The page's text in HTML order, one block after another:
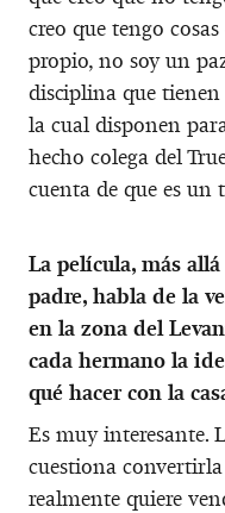
creo que tengo
propio, no soy un
disciplina que tienen
la cual disponen
hecho colega del
cuenta de que es
La película, más
padre, habla de la
en la zona del
cada hermano la
qué hacer con la
Es muy interesante.
cuestiona
realmente quiere